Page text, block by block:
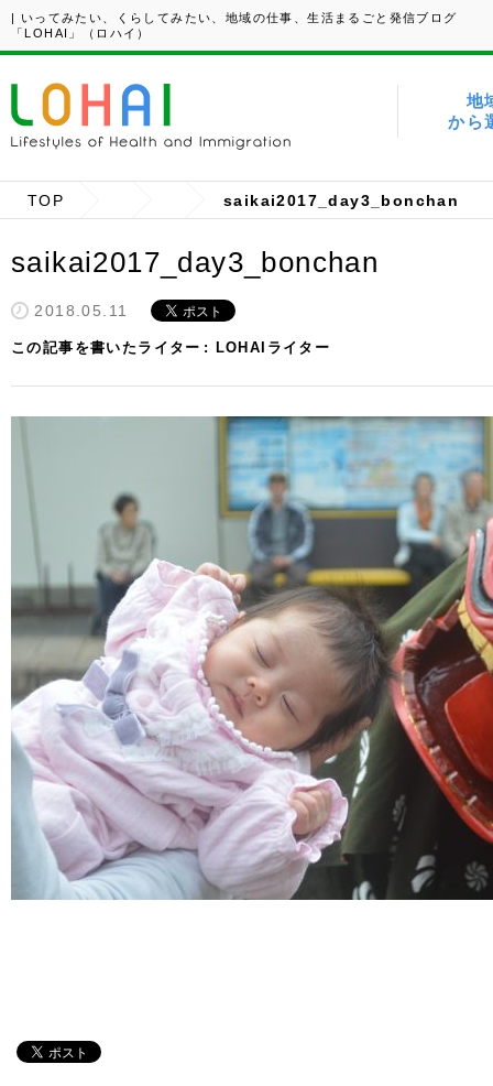
| いってみたい、くらしてみたい、地域の仕事、生活まるごと発信ブログ
「LOHAI」（ロハイ）
地
から
TOP saikai2017_day3_bonchan
saikai2017_day3_bonchan
2018.05.11
この記事を書いたライター LOHAIライター